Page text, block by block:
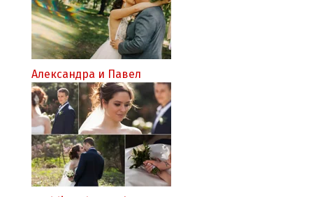
Александра и Павел